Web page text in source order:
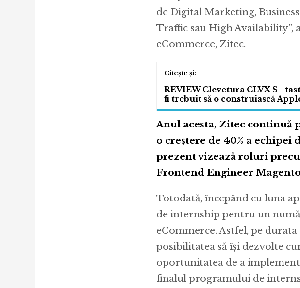
de Digital Marketing,
Traffic sau High Availability”,
eCommerce, Zitec.
REVIEW Clevetura CLVX S -
fi trebuit să o construiască
Anul acesta, Zitec continuă
o creștere de 40% a
prezent vizează roluri
Frontend Engineer
Totodată, începând cu luna
de internship pentru un
eCommerce. Astfel, pe
posibilitatea să își dezvolte
oportunitatea de a
finalul programului de